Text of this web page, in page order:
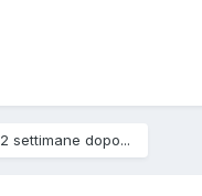
2 settimane dopo...